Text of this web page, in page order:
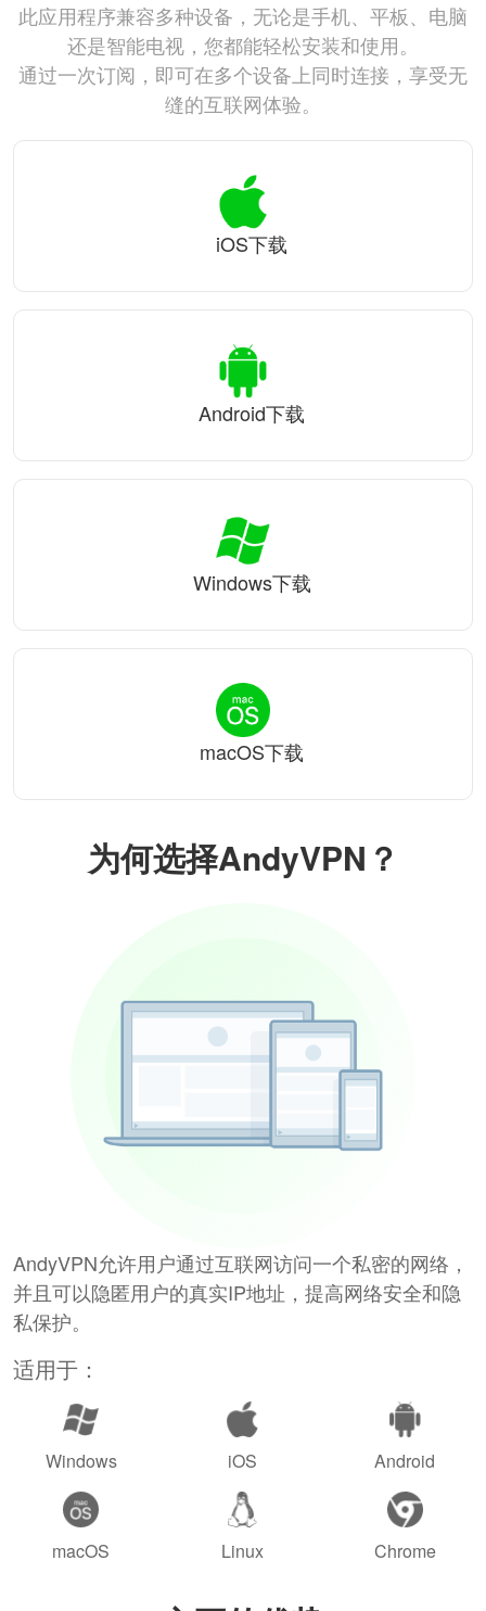
为何选择AndyVPN？
AndyVPN允许用户通过互联网访问一个私密的网络，
并且可以隐匿用户的真实IP地址，提高网络安全和隐
私保护。
适用于：
Windows iOS Android
macOS Linux Chrome
此应用程序兼容多种设备，无论是手机、平板、电脑
还是智能电视，您都能轻松安装和使用。
通过一次订阅，即可在多个设备上同时连接，享受无
缝的互联网体验。
iOS下载
Android下载
Windows下载
macOS下载